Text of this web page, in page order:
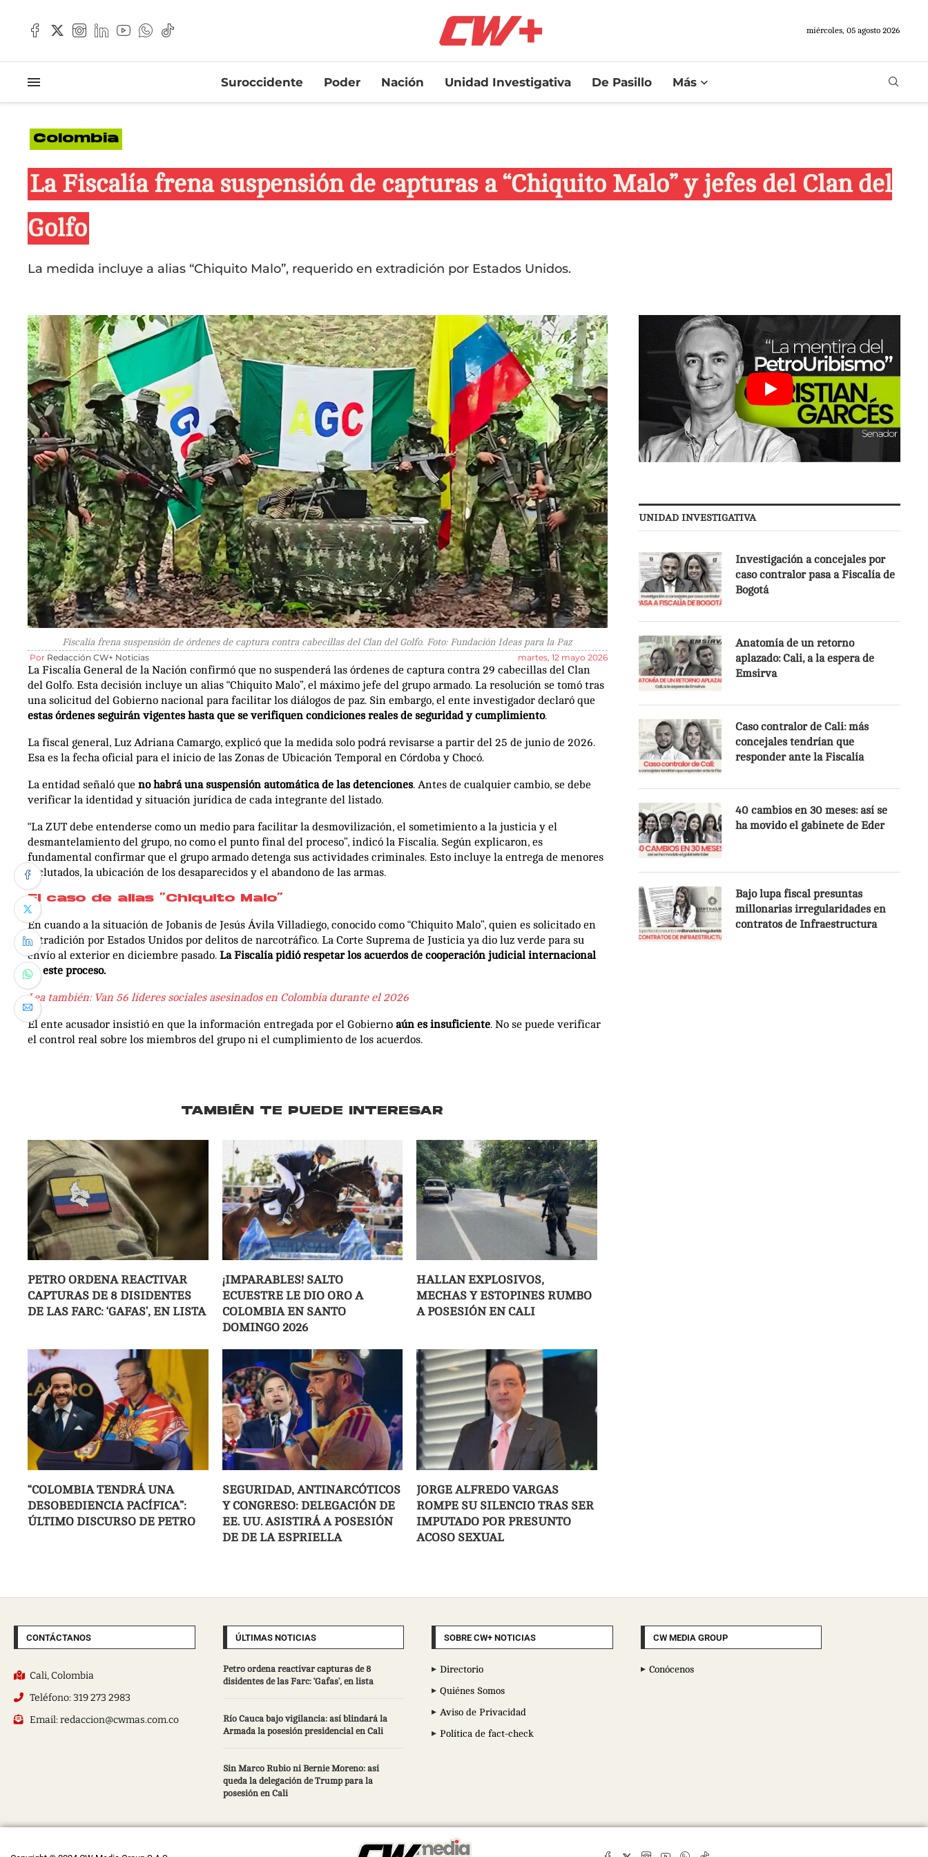
miércoles, 05 agosto 2026
Suroccidente Poder Nación Unidad Investigativa De Pasillo Más
Colombia
La Fiscalía frena suspensión de capturas a “Chiquito Malo” y jefes del Clan del
Golfo
La medida incluye a alias “Chiquito Malo”, requerido en extradición por Estados Unidos.
Fiscalía frena suspensión de órdenes de captura contra cabecillas del Clan del Golfo. Foto: Fundación Ideas para la Paz
Por Redacción CW+ Noticias martes, 12 mayo 2026
La Fiscalía General de la Nación confirmó que no suspenderá las órdenes de captura contra 29 cabecillas del Clan
del Golfo. Esta decisión incluye un alias “Chiquito Malo”, el máximo jefe del grupo armado. La resolución se tomó tras
una solicitud del Gobierno nacional para facilitar los diálogos de paz. Sin embargo, el ente investigador declaró que
estas órdenes seguirán vigentes hasta que se verifiquen condiciones reales de seguridad y cumplimiento.
La fiscal general, Luz Adriana Camargo, explicó que la medida solo podrá revisarse a partir del 25 de junio de 2026.
Esa es la fecha oficial para el inicio de las Zonas de Ubicación Temporal en Córdoba y Chocó.
La entidad señaló que no habrá una suspensión automática de las detenciones. Antes de cualquier cambio, se debe
verificar la identidad y situación jurídica de cada integrante del listado.
“La ZUT debe entenderse como un medio para facilitar la desmovilización, el sometimiento a la justicia y el
desmantelamiento del grupo, no como el punto final del proceso”, indicó la Fiscalía. Según explicaron, es
fundamental confirmar que el grupo armado detenga sus actividades criminales. Esto incluye la entrega de menores
reclutados, la ubicación de los desaparecidos y el abandono de las armas.
El caso de alias “Chiquito Malo”
En cuando a la situación de Jobanis de Jesús Ávila Villadiego, conocido como “Chiquito Malo”, quien es solicitado en
extradición por Estados Unidos por delitos de narcotráfico. La Corte Suprema de Justicia ya dio luz verde para su
envío al exterior en diciembre pasado. La Fiscalía pidió respetar los acuerdos de cooperación judicial internacional
en este proceso.
Lea también: Van 56 líderes sociales asesinados en Colombia durante el 2026
El ente acusador insistió en que la información entregada por el Gobierno aún es insuficiente. No se puede verificar
el control real sobre los miembros del grupo ni el cumplimiento de los acuerdos.
TAMBIÉN TE PUEDE INTERESAR
PETRO ORDENA REACTIVAR
CAPTURAS DE 8 DISIDENTES
DE LAS FARC: ‘GAFAS’, EN LISTA
¡IMPARABLES! SALTO
ECUESTRE LE DIO ORO A
COLOMBIA EN SANTO
DOMINGO 2026
HALLAN EXPLOSIVOS,
MECHAS Y ESTOPINES RUMBO
A POSESIÓN EN CALI
“COLOMBIA TENDRÁ UNA
DESOBEDIENCIA PACÍFICA”:
ÚLTIMO DISCURSO DE PETRO
SEGURIDAD, ANTINARCÓTICOS
Y CONGRESO: DELEGACIÓN DE
EE. UU. ASISTIRÁ A POSESIÓN
DE DE LA ESPRIELLA
JORGE ALFREDO VARGAS
ROMPE SU SILENCIO TRAS SER
IMPUTADO POR PRESUNTO
ACOSO SEXUAL
UNIDAD INVESTIGATIVA
Investigación a concejales por
caso contralor pasa a Fiscalía de
Bogotá
Anatomía de un retorno
aplazado: Cali, a la espera de
Emsirva
Caso contralor de Cali: más
concejales tendrían que
responder ante la Fiscalía
40 cambios en 30 meses: así se
ha movido el gabinete de Eder
Bajo lupa fiscal presuntas
millonarias irregularidades en
contratos de Infraestructura
CONTÁCTANOS
Cali, Colombia
Teléfono: 319 273 2983
Email: redaccion@cwmas.com.co
ÚLTIMAS NOTICIAS
Petro ordena reactivar capturas de 8
disidentes de las Farc: ‘Gafas’, en lista
Río Cauca bajo vigilancia: así blindará la
Armada la posesión presidencial en Cali
Sin Marco Rubio ni Bernie Moreno: así
queda la delegación de Trump para la
posesión en Cali
SOBRE CW+ NOTICIAS
Directorio
Quiénes Somos
Aviso de Privacidad
Política de fact-check
CW MEDIA GROUP
Conócenos